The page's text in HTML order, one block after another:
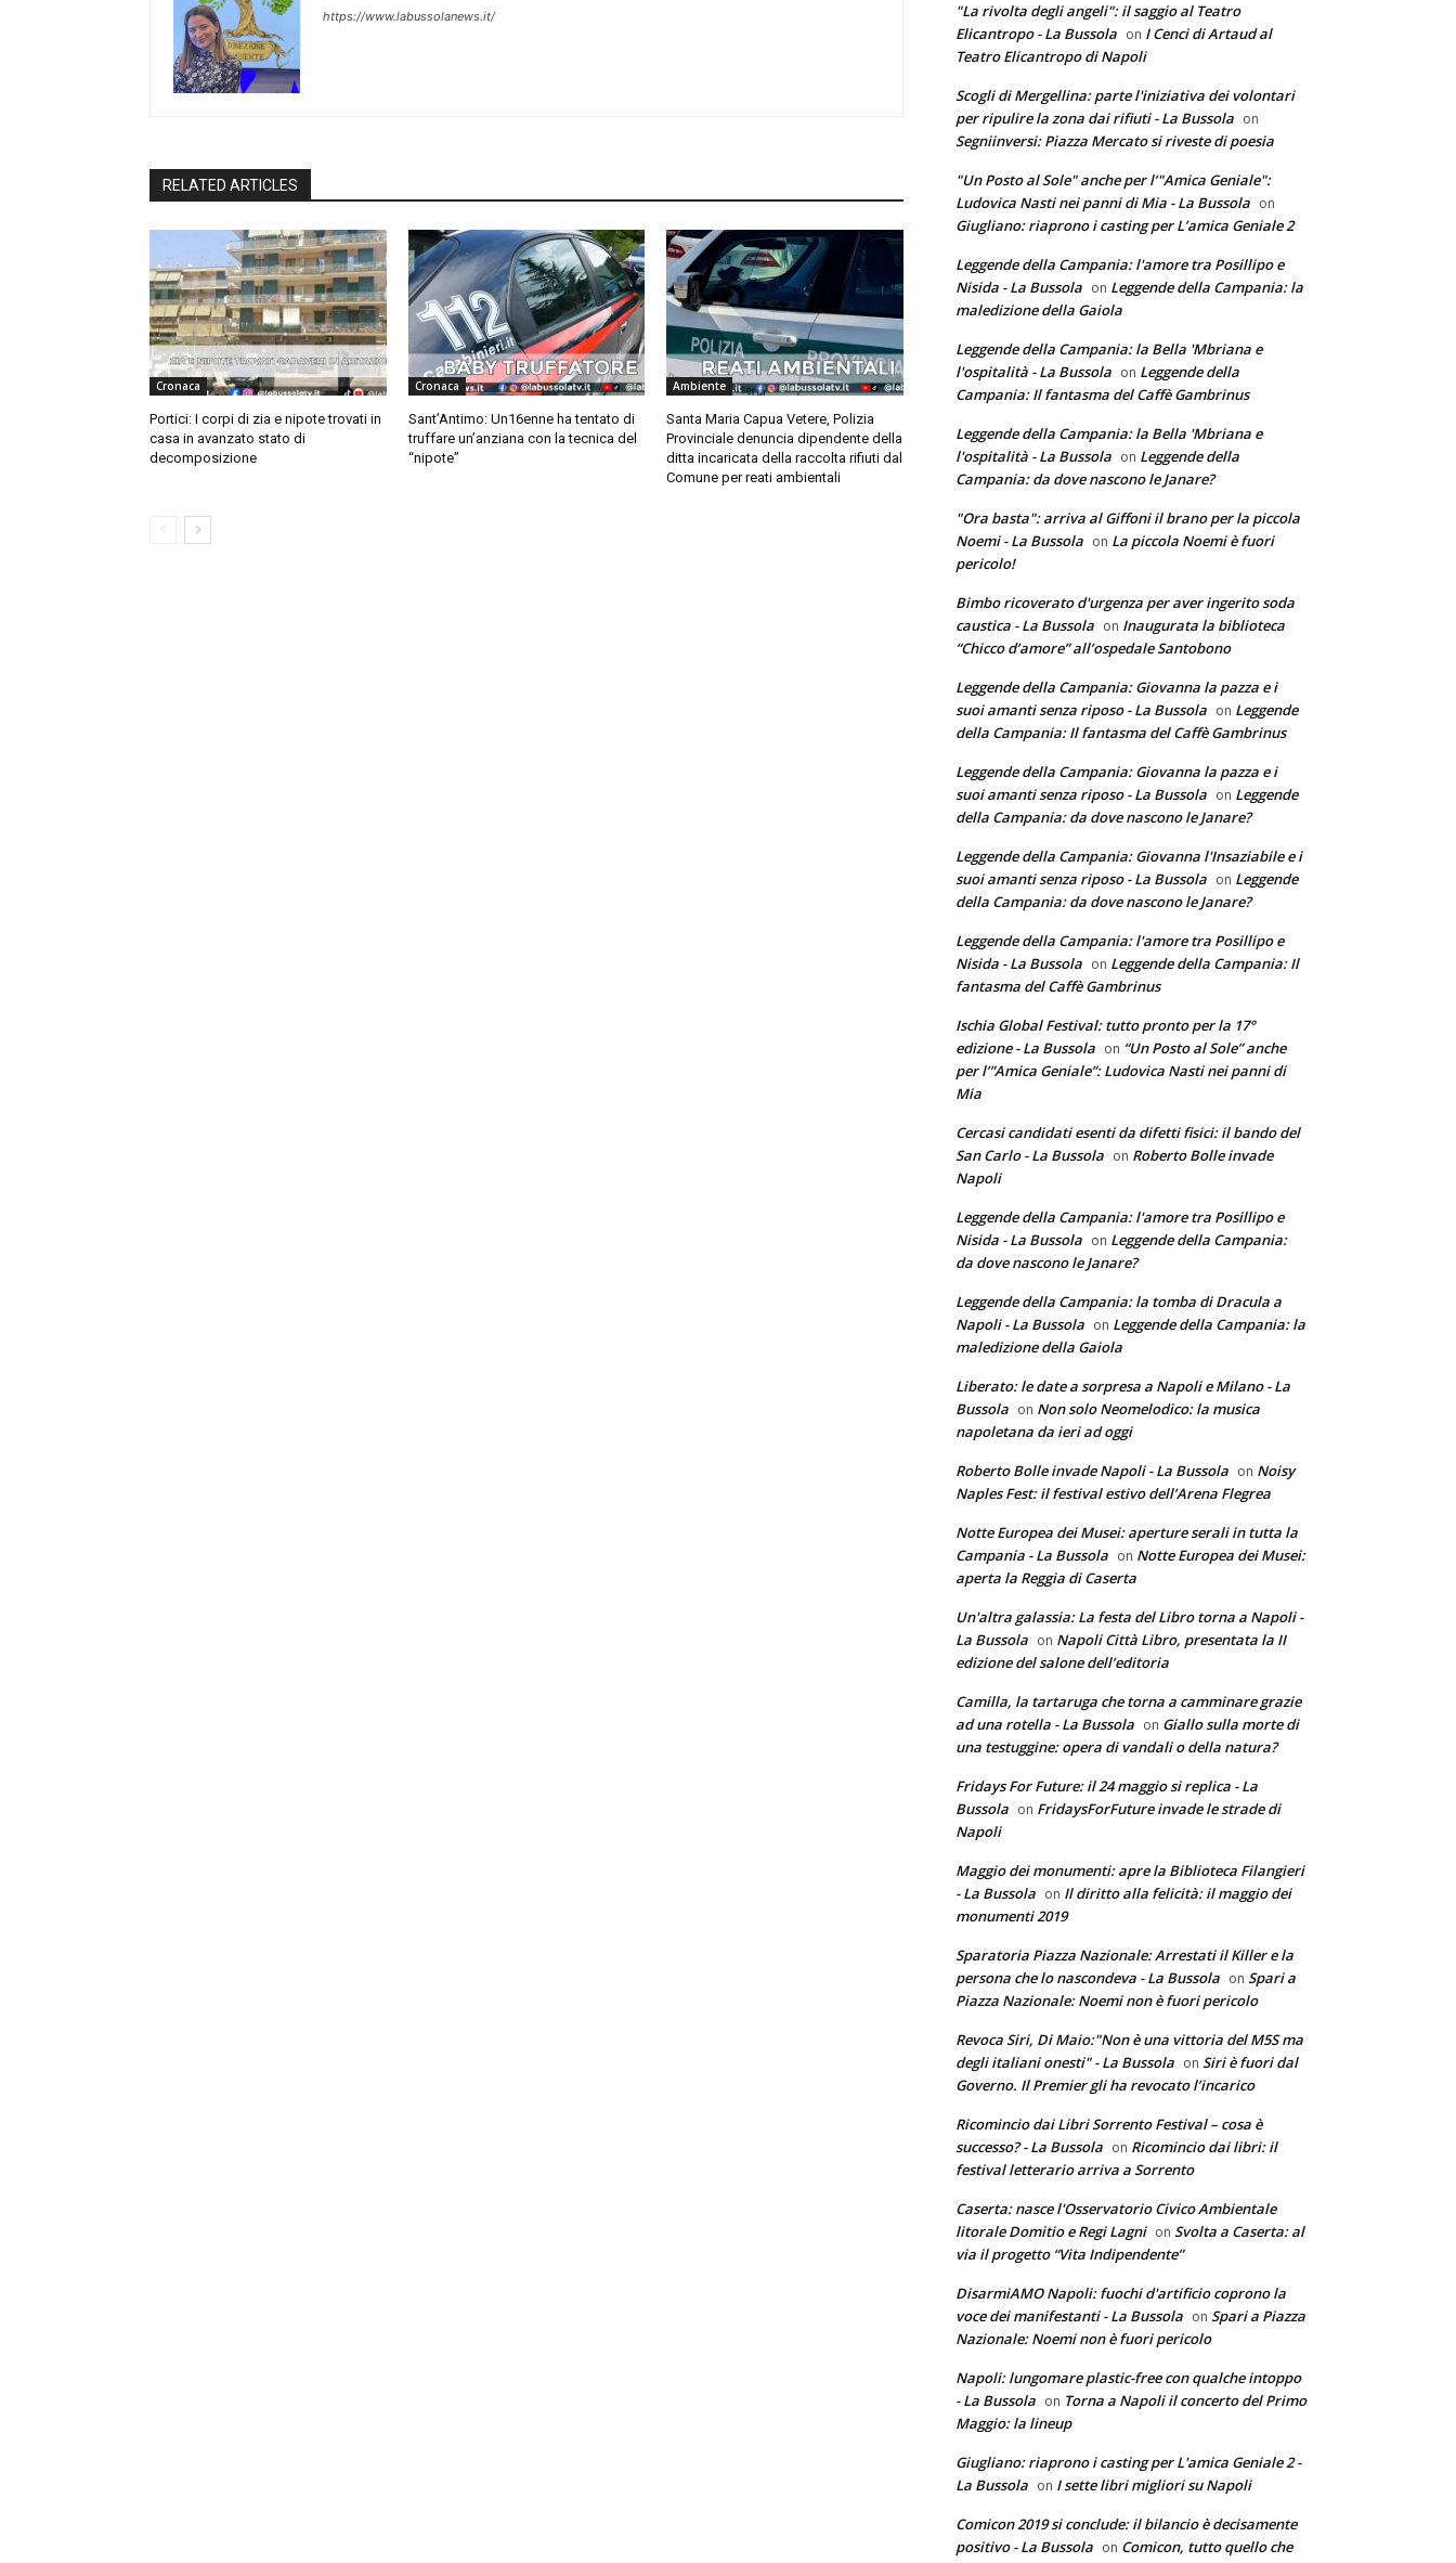
https://www.labussolanews.it/
RELATED ARTICLES
Cronaca
Portici: I corpi di zia e nipote trovati in
casa in avanzato stato di
decomposizione
Cronaca
Sant’Antimo: Un16enne ha tentato di
truffare un’anziana con la tecnica del
“nipote”
Ambiente
Santa Maria Capua Vetere, Polizia
Provinciale denuncia dipendente della
ditta incaricata della raccolta rifiuti dal
Comune per reati ambientali
"La rivolta degli angeli": il saggio al Teatro
Elicantropo - La Bussola on I Cenci di Artaud al
Teatro Elicantropo di Napoli
Scogli di Mergellina: parte l'iniziativa dei volontari
per ripulire la zona dai rifiuti - La Bussola on
Segniinversi: Piazza Mercato si riveste di poesia
"Un Posto al Sole" anche per l’"Amica Geniale":
Ludovica Nasti nei panni di Mia - La Bussola on
Giugliano: riaprono i casting per L’amica Geniale 2
Leggende della Campania: l'amore tra Posillipo e
Nisida - La Bussola on Leggende della Campania: la
maledizione della Gaiola
Leggende della Campania: la Bella 'Mbriana e
l'ospitalità - La Bussola on Leggende della
Campania: Il fantasma del Caffè Gambrinus
Leggende della Campania: la Bella 'Mbriana e
l'ospitalità - La Bussola on Leggende della
Campania: da dove nascono le Janare?
"Ora basta": arriva al Giffoni il brano per la piccola
Noemi - La Bussola on La piccola Noemi è fuori
pericolo!
Bimbo ricoverato d'urgenza per aver ingerito soda
caustica - La Bussola on Inaugurata la biblioteca
“Chicco d’amore” all’ospedale Santobono
Leggende della Campania: Giovanna la pazza e i
suoi amanti senza riposo - La Bussola on Leggende
della Campania: Il fantasma del Caffè Gambrinus
Leggende della Campania: Giovanna la pazza e i
suoi amanti senza riposo - La Bussola on Leggende
della Campania: da dove nascono le Janare?
Leggende della Campania: Giovanna l'Insaziabile e i
suoi amanti senza riposo - La Bussola on Leggende
della Campania: da dove nascono le Janare?
Leggende della Campania: l'amore tra Posillipo e
Nisida - La Bussola on Leggende della Campania: Il
fantasma del Caffè Gambrinus
Ischia Global Festival: tutto pronto per la 17°
edizione - La Bussola on “Un Posto al Sole” anche
per l’”Amica Geniale”: Ludovica Nasti nei panni di
Mia
Cercasi candidati esenti da difetti fisici: il bando del
San Carlo - La Bussola on Roberto Bolle invade
Napoli
Leggende della Campania: l'amore tra Posillipo e
Nisida - La Bussola on Leggende della Campania:
da dove nascono le Janare?
Leggende della Campania: la tomba di Dracula a
Napoli - La Bussola on Leggende della Campania: la
maledizione della Gaiola
Liberato: le date a sorpresa a Napoli e Milano - La
Bussola on Non solo Neomelodico: la musica
napoletana da ieri ad oggi
Roberto Bolle invade Napoli - La Bussola on Noisy
Naples Fest: il festival estivo dell’Arena Flegrea
Notte Europea dei Musei: aperture serali in tutta la
Campania - La Bussola on Notte Europea dei Musei:
aperta la Reggia di Caserta
Un'altra galassia: La festa del Libro torna a Napoli -
La Bussola on Napoli Città Libro, presentata la II
edizione del salone dell’editoria
Camilla, la tartaruga che torna a camminare grazie
ad una rotella - La Bussola on Giallo sulla morte di
una testuggine: opera di vandali o della natura?
Fridays For Future: il 24 maggio si replica - La
Bussola on FridaysForFuture invade le strade di
Napoli
Maggio dei monumenti: apre la Biblioteca Filangieri
- La Bussola on Il diritto alla felicità: il maggio dei
monumenti 2019
Sparatoria Piazza Nazionale: Arrestati il Killer e la
persona che lo nascondeva - La Bussola on Spari a
Piazza Nazionale: Noemi non è fuori pericolo
Revoca Siri, Di Maio:"Non è una vittoria del M5S ma
degli italiani onesti" - La Bussola on Siri è fuori dal
Governo. Il Premier gli ha revocato l’incarico
Ricomincio dai Libri Sorrento Festival – cosa è
successo? - La Bussola on Ricomincio dai libri: il
festival letterario arriva a Sorrento
Caserta: nasce l'Osservatorio Civico Ambientale
litorale Domitio e Regi Lagni on Svolta a Caserta: al
via il progetto “Vita Indipendente”
DisarmiAMO Napoli: fuochi d'artificio coprono la
voce dei manifestanti - La Bussola on Spari a Piazza
Nazionale: Noemi non è fuori pericolo
Napoli: lungomare plastic-free con qualche intoppo
- La Bussola on Torna a Napoli il concerto del Primo
Maggio: la lineup
Giugliano: riaprono i casting per L'amica Geniale 2 -
La Bussola on I sette libri migliori su Napoli
Comicon 2019 si conclude: il bilancio è decisamente
positivo - La Bussola on Comicon, tutto quello che